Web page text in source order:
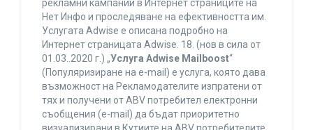
рекламни кампании в Интернет страниците на
Нет Инфо и проследяване на ефективността им.
Услугата Adwise е описана подробно на
Интернет страницата Adwise. 18. (нов в сила от
01.03..2020 г.) „Услуга Adwise Mailboost“
(Популяризиране на e-mail) е услуга, която дава
възможност на Рекламодателите изпратени от
тях и получени от ABV потребител електронни
съобщения (e-mail) да бъдат приоритетно